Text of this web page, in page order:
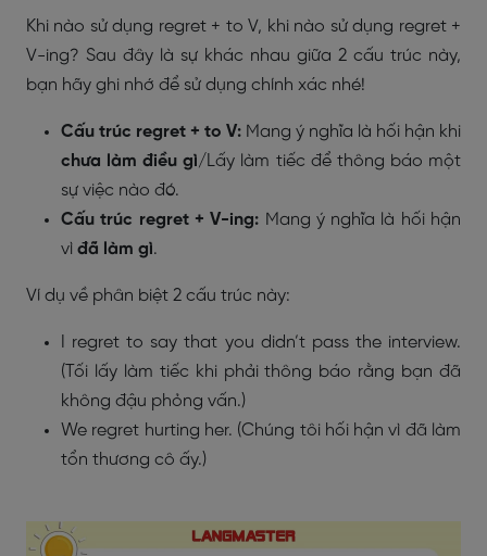
Khi nào sử dụng regret + to V, khi nào sử dụng regret +
V-ing? Sau đây là sự khác nhau giữa 2 cấu trúc này,
bạn hãy ghi nhớ để sử dụng chính xác nhé!
Cấu trúc regret + to V: Mang ý nghĩa là hối hận khi
chưa làm điều gì/Lấy làm tiếc để thông báo một
sự việc nào đó.
Cấu trúc regret + V-ing: Mang ý nghĩa là hối hận
vì đã làm gì.
Ví dụ về phân biệt 2 cấu trúc này:
I regret to say that you didn’t pass the interview.
(Tối lấy làm tiếc khi phải thông báo rằng bạn đã
không đậu phỏng vấn.)
We regret hurting her. (Chúng tôi hối hận vì đã làm
tổn thương cô ấy.)